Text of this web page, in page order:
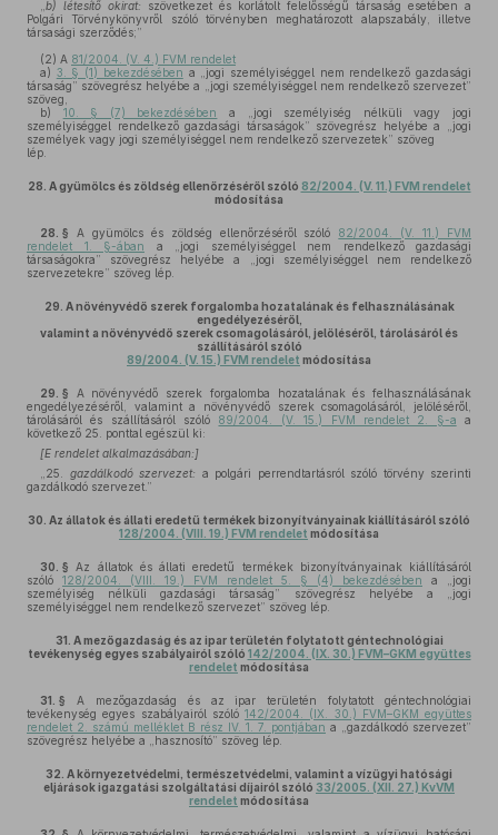
b) létesítő okirat: szövetkezet és korlátolt felelősségű társaság esetében a
Polgári Törvénykönyvről szóló törvényben meghatározott alapszabály, illetve
társasági szerződés;”
(2) A 81/2004. (V. 4.) FVM rendelet
a) 3. § (1) bekezdésében a „jogi személyiséggel nem rendelkező gazdasági
társaság” szövegrész helyébe a „jogi személyiséggel nem rendelkező szervezet”
szöveg,
b)
10. § (7) bekezdésében
a „jogi személyiség nélküli vagy jogi
személyiséggel rendelkező gazdasági társaságok” szövegrész helyébe a „jogi
személyek vagy jogi személyiséggel nem rendelkező szervezetek” szöveg
lép.
28. A gyümölcs és zöldség ellenőrzéséről szóló 82/2004. (V. 11.) FVM rendelet
módosítása
28. § A gyümölcs és zöldség ellenőrzéséről szóló 82/2004. (V. 11.) FVM
rendelet 1. §-ában a „jogi személyiséggel nem rendelkező gazdasági
társaságokra” szövegrész helyébe a „jogi személyiséggel nem rendelkező
szervezetekre” szöveg lép.
29. A növényvédő szerek forgalomba hozatalának és felhasználásának
engedélyezéséről,
valamint a növényvédő szerek csomagolásáról, jelöléséről, tárolásáról és
szállításáról szóló
89/2004. (V. 15.) FVM rendelet módosítása
29. § A növényvédő szerek forgalomba hozatalának és felhasználásának
engedélyezéséről, valamint a növényvédő szerek csomagolásáról, jelöléséről,
tárolásáról és szállításáról szóló 89/2004. (V. 15.) FVM rendelet 2. §-a a
következő 25. ponttal egészül ki:
[E rendelet alkalmazásában:]
„25. gazdálkodó szervezet: a polgári perrendtartásról szóló törvény szerinti
gazdálkodó szervezet.”
30. Az állatok és állati eredetű termékek bizonyítványainak kiállításáról szóló
128/2004. (VIII. 19.) FVM rendelet módosítása
30. § Az állatok és állati eredetű termékek bizonyítványainak kiállításáról
szóló 128/2004. (VIII. 19.) FVM rendelet 5. § (4) bekezdésében a „jogi
személyiség nélküli gazdasági társaság” szövegrész helyébe a „jogi
személyiséggel nem rendelkező szervezet” szöveg lép.
31. A mezőgazdaság és az ipar területén folytatott géntechnológiai
tevékenység egyes szabályairól szóló 142/2004. (IX. 30.) FVM–GKM együttes
rendelet módosítása
31. § A mezőgazdaság és az ipar területén folytatott géntechnológiai
tevékenység egyes szabályairól szóló 142/2004. (IX. 30.) FVM–GKM együttes
rendelet 2. számú melléklet B rész IV. 1. 7. pontjában a „gazdálkodó szervezet”
szövegrész helyébe a „hasznosító” szöveg lép.
32. A környezetvédelmi, természetvédelmi, valamint a vízügyi hatósági
eljárások igazgatási szolgáltatási díjairól szóló 33/2005. (XII. 27.) KvVM
rendelet módosítása